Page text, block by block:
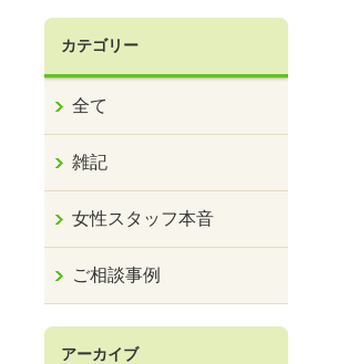
カテゴリー
全て
雑記
女性スタッフ本音
ご相談事例
アーカイブ